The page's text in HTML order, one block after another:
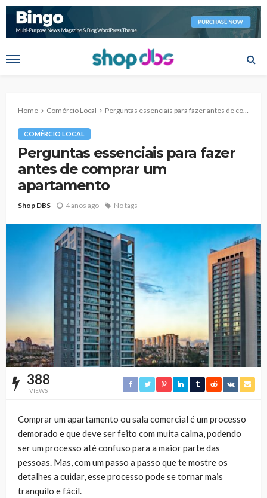
Home Comércio Local Perguntas essenciais para fazer antes de comprar um apartamento
COMÉRCIO LOCAL
Perguntas essenciais para fazer
antes de comprar um
apartamento
Shop DBS 4 anos ago No tags
388
VIEWS
Comprar um apartamento ou sala comercial é um processo
demorado e que deve ser feito com muita calma, podendo
ser um processo até confuso para a maior parte das
pessoas. Mas, com um passo a passo que te mostre os
detalhes a cuidar, esse processo pode se tornar mais
tranquilo e fácil.